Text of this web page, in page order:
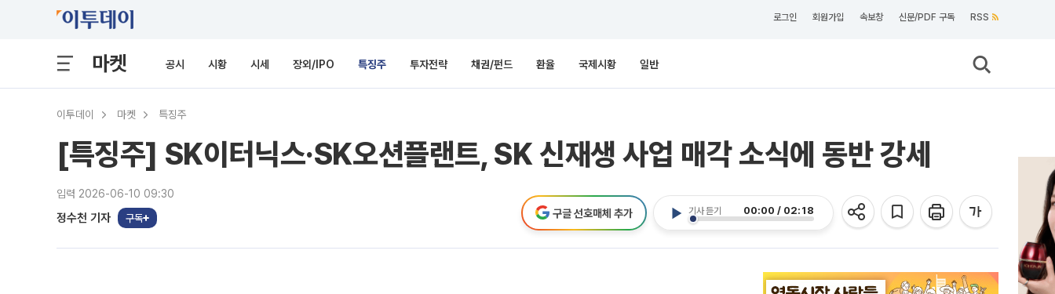
로그인 회원가입 속보창 신문/PDF 구독 RSS
마켓 공시 시황 시세 장외/IPO 특징주 투자전략 채권/펀드 환율 국제시황 일반
이투데이 마켓 특징주
[특징주] SK이터닉스·SK오션플랜트, SK 신재생 사업 매각 소식에 동반 강세
입력 2026-06-10 09:30
정수천 기자 구독
기사 듣기 00:00 / 02:18
구글 선호매체 추가